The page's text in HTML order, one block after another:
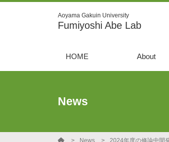
Aoyama Gakuin University
Fumiyoshi Abe Lab
HOME About
News
News